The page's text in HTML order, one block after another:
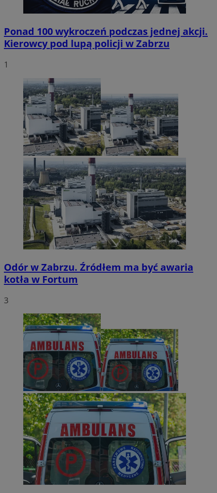
Ponad 100 wykroczeń podczas jednej akcji.
Kierowcy pod lupą policji w Zabrzu
1
Odór w Zabrzu. Źródłem ma być awaria
kotła w Fortum
3